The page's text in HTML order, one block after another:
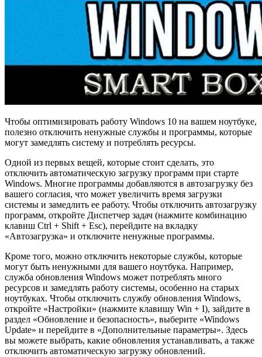
Чтобы оптимизировать работу Windows 10 на вашем ноутбуке,
полезно отключить ненужные службы и программы, которые
могут замедлять систему и потреблять ресурсы.
Одной из первых вещей, которые стоит сделать, это
отключить автоматическую загрузку программ при старте
Windows. Многие программы добавляются в автозагрузку без
вашего согласия, что может увеличить время загрузки
системы и замедлить ее работу. Чтобы отключить автозагрузку
программ, откройте Диспетчер задач (нажмите комбинацию
клавиш Ctrl + Shift + Esc), перейдите на вкладку
«Автозагрузка» и отключите ненужные программы.
Кроме того, можно отключить некоторые службы, которые
могут быть ненужными для вашего ноутбука. Например,
служба обновления Windows может потреблять много
ресурсов и замедлять работу системы, особенно на старых
ноутбуках. Чтобы отключить службу обновления Windows,
откройте «Настройки» (нажмите клавишу Win + I), зайдите в
раздел «Обновление и безопасность», выберите «Windows
Update» и перейдите в «Дополнительные параметры». Здесь
вы можете выбрать, какие обновления устанавливать, а также
отключить автоматическую загрузку обновлений.